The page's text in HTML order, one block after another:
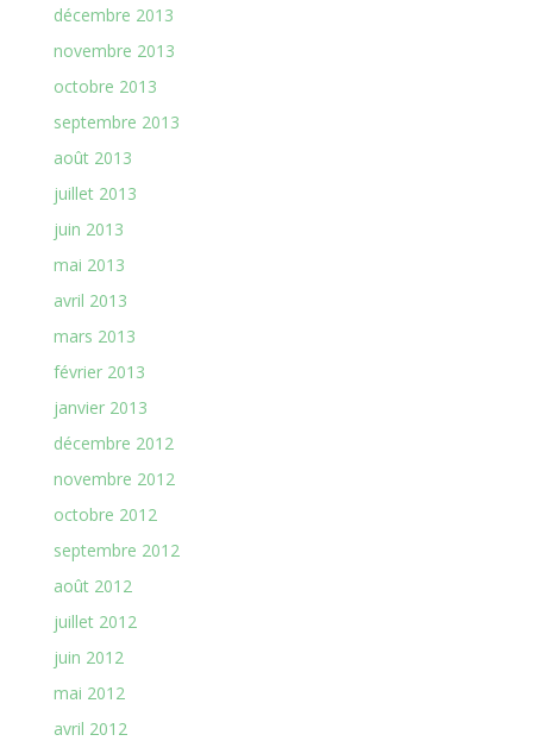
décembre 2013
novembre 2013
octobre 2013
septembre 2013
août 2013
juillet 2013
juin 2013
mai 2013
avril 2013
mars 2013
février 2013
janvier 2013
décembre 2012
novembre 2012
octobre 2012
septembre 2012
août 2012
juillet 2012
juin 2012
mai 2012
avril 2012